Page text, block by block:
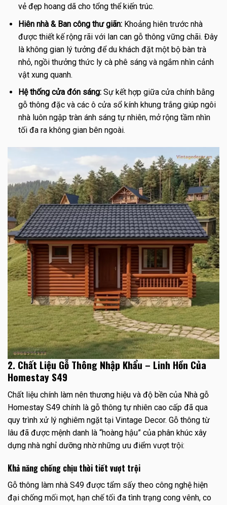
vẻ đẹp hoang dã cho tổng thể kiến trúc.
Hiên nhà & Ban công thư giãn:Khoảng hiên trước nhà
được thiết kế rộng rãi với lan can gỗ thông vững chãi. Đây
là không gian lý tưởng để du khách đặt một bộ bàn trà
nhỏ, ngồi thưởng thức ly cà phê sáng và ngắm nhìn cảnh
vật xung quanh.
Hệ thống cửa đón sáng:Sự kết hợp giữa cửa chính bằng
gỗ thông đặc và các ô cửa sổ kính khung trắng giúp ngôi
nhà luôn ngập tràn ánh sáng tự nhiên, mở rộng tầm nhìn
tối đa ra không gian bên ngoài.
2. Chất Liệu Gỗ Thông Nhập Khẩu – Linh Hồn Của
Homestay S49
Chất liệu chính làm nên thương hiệu và độ bền của Nhà gỗ
Homestay S49 chính là gỗ thông tự nhiên cao cấp đã qua
quy trình xử lý nghiêm ngặt tại Vintage Decor. Gỗ thông từ
lâu đã được mệnh danh là “hoàng hậu” của phân khúc xây
dựng nhà nghỉ dưỡng nhờ những ưu điểm vượt trội:
Khả năng chống chịu thời tiết vượt trội
Gỗ thông làm nhà S49 được tẩm sấy theo công nghệ hiện
đại chống mối mọt, hạn chế tối đa tình trạng cong vênh, co